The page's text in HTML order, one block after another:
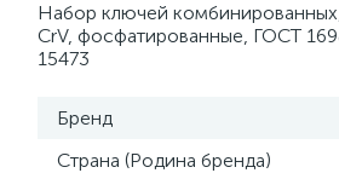
Набор ключей
CrV, фосфатированные, ГОСТ
15473
Бренд
Страна (Родина бренда)